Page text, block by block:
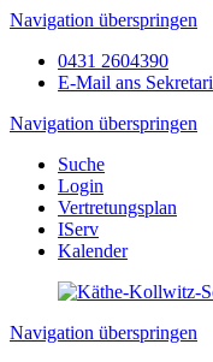
Navigation überspringen
0431 2604390
E-Mail ans
Navigation überspringen
Suche
Login
Vertretungsplan
IServ
Kalender
Navigation überspringen